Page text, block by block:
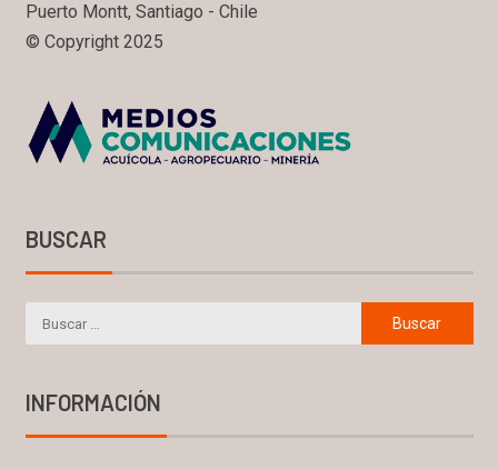
Puerto Montt, Santiago - Chile
© Copyright 2025
BUSCAR
INFORMACIÓN